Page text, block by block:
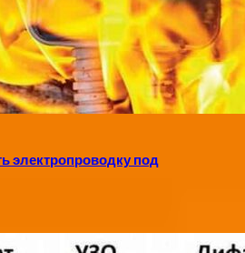
электропроводку под